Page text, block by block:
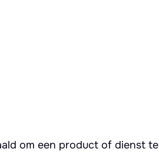
om een product of dienst te